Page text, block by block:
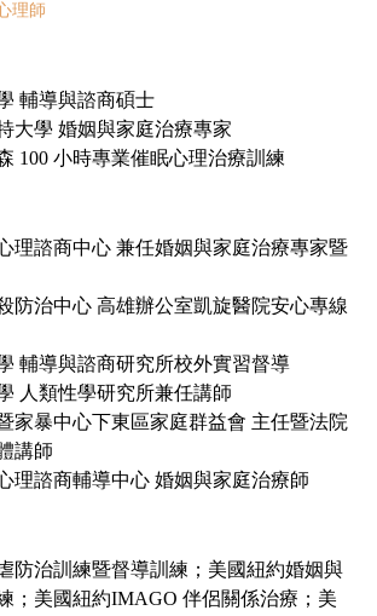
理師
輔導與諮商碩士
大學 婚姻與家庭治療專家
100 小時專業催眠心理治療訓練
理諮商中心 兼任婚姻與家庭治療專家暨
防治中心 高雄辦公室凱旋醫院安心專線
輔導與諮商研究所校外實習督導
人類性學研究所兼任講師
家暴中心下東區家庭群益會 主任暨法院
講師
理諮商輔導中心 婚姻與家庭治療師
防治訓練暨督導訓練；美國紐約婚姻與
；美國紐約IMAGO 伴侶關係治療；美